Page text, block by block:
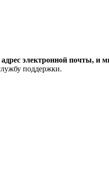
адрес электронной почты,
поддержки.